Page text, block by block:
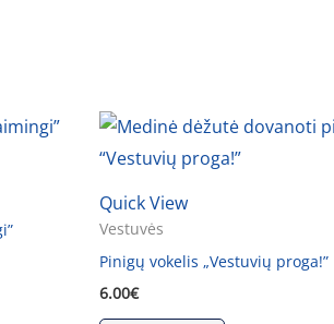
Quick View
Vestuvės
Pinigų vokelis „Vestuvių proga!”
6.00€